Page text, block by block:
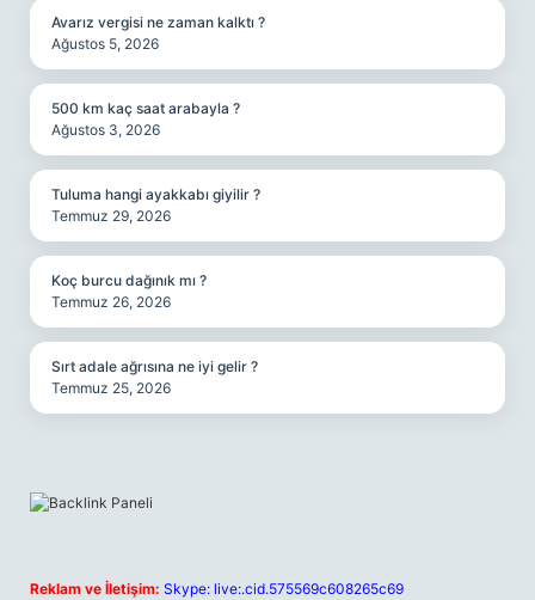
Avarız vergisi ne zaman kalktı ?
Ağustos 5, 2026
500 km kaç saat arabayla ?
Ağustos 3, 2026
Tuluma hangi ayakkabı giyilir ?
Temmuz 29, 2026
Koç burcu dağınık mı ?
Temmuz 26, 2026
Sırt adale ağrısına ne iyi gelir ?
Temmuz 25, 2026
Reklam ve İletişim: Skype: live:.cid.575569c608265c69